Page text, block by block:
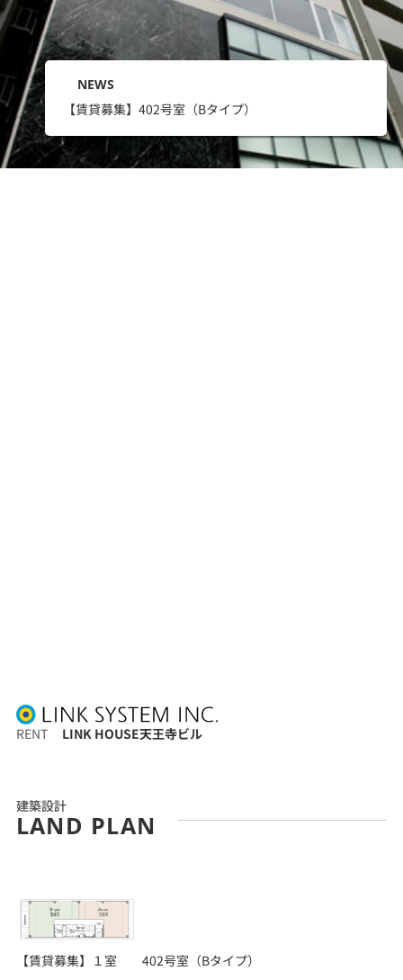
NEWS
【賃貸募集】402号室（Bタイプ）
RENT LINK HOUSE天王寺ビル
建築設計
LAND PLAN
【賃貸募集】１室 402号室（Bタイプ）